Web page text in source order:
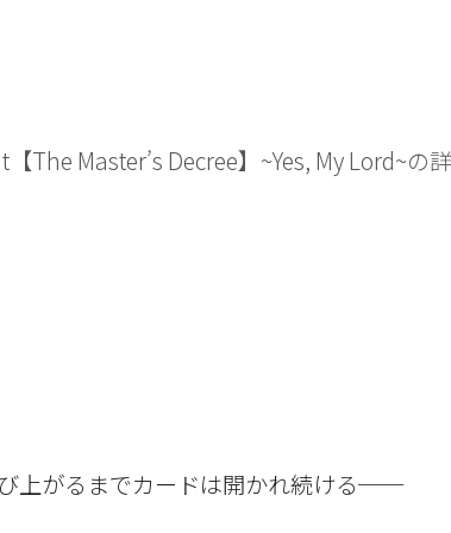
The Master’s Decree】~Yes, My Lord~の
上がるまでカードは開かれ続ける──